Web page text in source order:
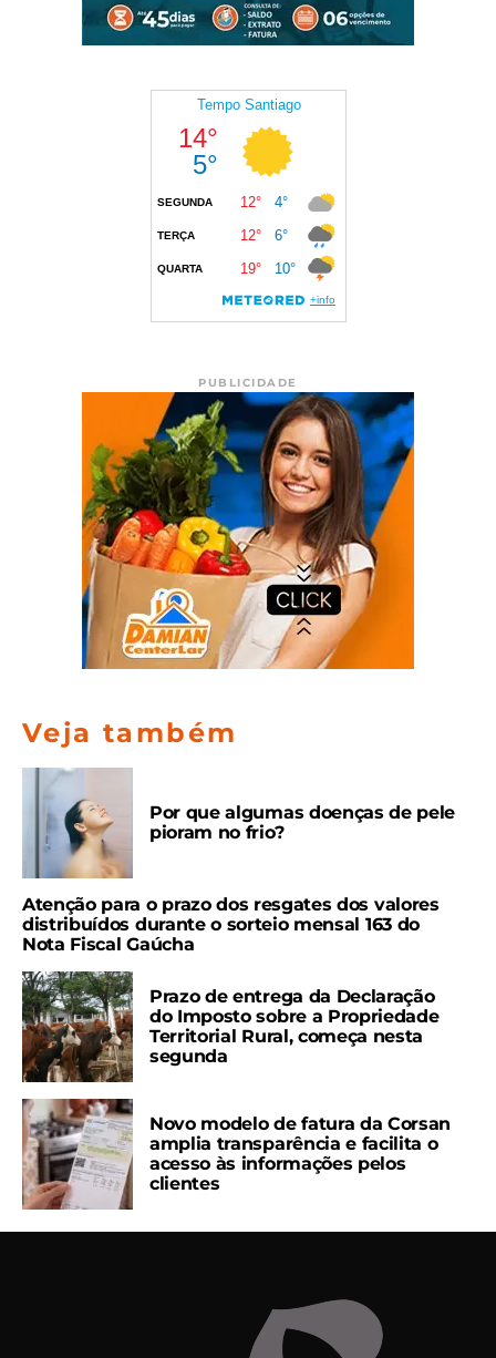
PUBLICIDADE
Veja também
Por que algumas doenças de pele
pioram no frio?
Atenção para o prazo dos resgates dos valores
distribuídos durante o sorteio mensal 163 do
Nota Fiscal Gaúcha
Prazo de entrega da Declaração
do Imposto sobre a Propriedade
Territorial Rural, começa nesta
segunda
Novo modelo de fatura da Corsan
amplia transparência e facilita o
acesso às informações pelos
clientes